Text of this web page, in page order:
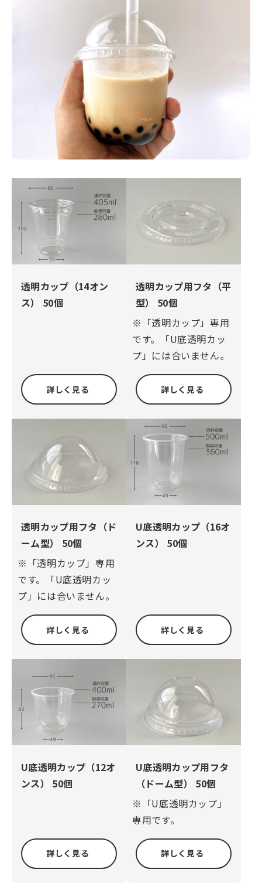
透明カップ（14オン
ス） 50個
詳しく見る
透明カップ用フタ（平
型） 50個
※「透明カップ」専用
です。「U底透明カッ
プ」には合いません。
詳しく見る
透明カップ用フタ（ド
ーム型） 50個
※「透明カップ」専用
です。「U底透明カッ
プ」には合いません。
詳しく見る
U底透明カップ（16オ
ンス） 50個
詳しく見る
U底透明カップ（12オ
ンス） 50個
詳しく見る
U底透明カップ用フタ
（ドーム型） 50個
※「U底透明カップ」
専用です。
詳しく見る